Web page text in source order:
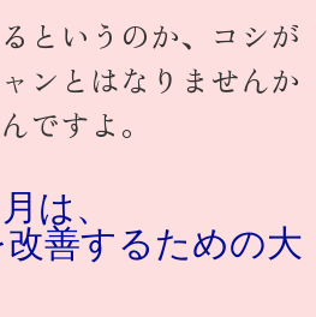
というのか、コシが
ンとはなりませんか
ですよ。
は、
善するための大